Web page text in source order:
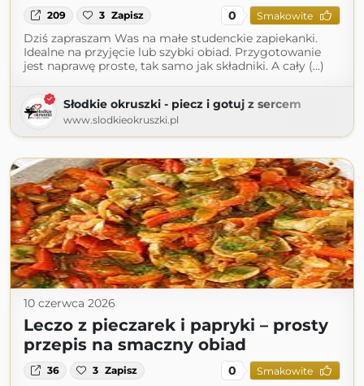
209 3 Zapisz 0 Smakowite
Dziś zapraszam Was na małe studenckie zapiekanki.
Idealne na przyjęcie lub szybki obiad. Przygotowanie
jest naprawę proste, tak samo jak składniki. A cały (...)
Słodkie okruszki - piecz i gotuj z sercem
www.slodkieokruszki.pl
10 czerwca 2026
Leczo z pieczarek i papryki – prosty
przepis na smaczny obiad
36 3 Zapisz 0 Smakowite